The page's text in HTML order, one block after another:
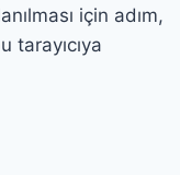
için adım,
tarayıcıya